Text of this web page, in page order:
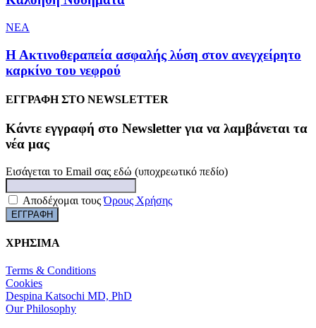
NEA
Η Ακτινοθεραπεία ασφαλής λύση στον ανεγχείρητο
καρκίνο του νεφρού
ΕΓΓΡΑΦΗ ΣΤΟ NEWSLETTER
Kάντε εγγραφή στο Newsletter για να λαμβάνεται τα
νέα μας
Εισάγεται το Email σας εδώ (υποχρεωτικό πεδίο)
Αποδέχομαι τουςΌρους Χρήσης
ΧΡΗΣΙΜΑ
Terms & Conditions
Cookies
Despina Katsochi MD, PhD
Our Philosophy